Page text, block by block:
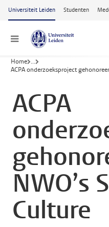
Ga naar hoofdinhoud
Universiteit Leiden Studenten
Menu
Home ...
ACPA onderzoeksproject
ACPA
NWO’s
Culture